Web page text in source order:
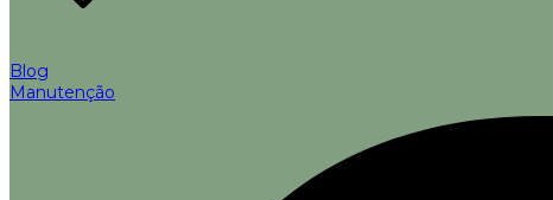
Blog
Manutenção